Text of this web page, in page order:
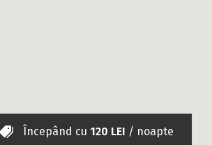
Începând cu 120 LEI / noapte